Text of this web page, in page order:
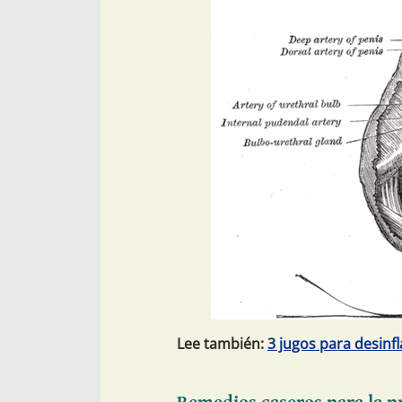
Lee también:3 jugos para